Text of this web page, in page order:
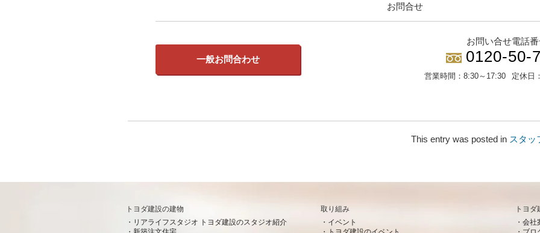
お問合せ
一般お問合わせ
お問い合せ電話
0120-50-
営業時間：8:30～17:30 定休日：
This entry was posted in スタッ
トヨダ建設の建物
リアライフスタジオ トヨダ建設のスタジオ紹介
取り組み
イベント
トヨダ
会社